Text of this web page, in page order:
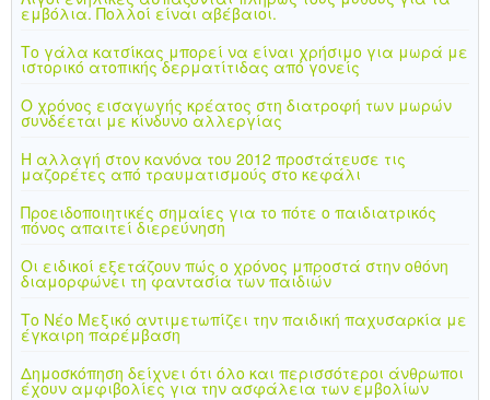
εμβόλια. Πολλοί είναι αβέβαιοι.
Το γάλα κατσίκας μπορεί να είναι χρήσιμο για μωρά με
ιστορικό ατοπικής δερματίτιδας από γονείς
Ο χρόνος εισαγωγής κρέατος στη διατροφή των μωρών
συνδέεται με κίνδυνο αλλεργίας
Η αλλαγή στον κανόνα του 2012 προστάτευσε τις
μαζορέτες από τραυματισμούς στο κεφάλι
Προειδοποιητικές σημαίες για το πότε ο παιδιατρικός
πόνος απαιτεί διερεύνηση
Οι ειδικοί εξετάζουν πώς ο χρόνος μπροστά στην οθόνη
διαμορφώνει τη φαντασία των παιδιών
Το Νέο Μεξικό αντιμετωπίζει την παιδική παχυσαρκία με
έγκαιρη παρέμβαση
Δημοσκόπηση δείχνει ότι όλο και περισσότεροι άνθρωποι
έχουν αμφιβολίες για την ασφάλεια των εμβολίων